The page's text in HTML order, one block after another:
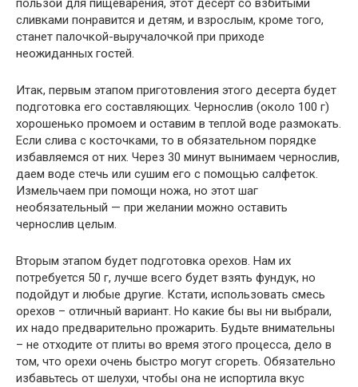
пользой для пищеварения, этот десерт со взбитыми
сливками понравится и детям, и взрослым, кроме того,
станет палочкой-выручалочкой при приходе
неожиданных гостей.
Итак, первым этапом приготовления этого десерта будет
подготовка его составляющих. Чернослив (около 100 г)
хорошенько промоем и оставим в теплой воде размокать.
Если слива с косточками, то в обязательном порядке
избавляемся от них. Через 30 минут вынимаем чернослив,
даем воде стечь или сушим его с помощью салфеток.
Измельчаем при помощи ножа, но этот шаг
необязательный — при желании можно оставить
чернослив целым.
Вторым этапом будет подготовка орехов. Нам их
потребуется 50 г, лучше всего будет взять фундук, но
подойдут и любые другие. Кстати, использовать смесь
орехов – отличный вариант. Но какие бы вы ни выбрали,
их надо предварительно прожарить. Будьте внимательны
– не отходите от плиты во время этого процесса, дело в
том, что орехи очень быстро могут сгореть. Обязательно
избавьтесь от шелухи, чтобы она не испортила вкус